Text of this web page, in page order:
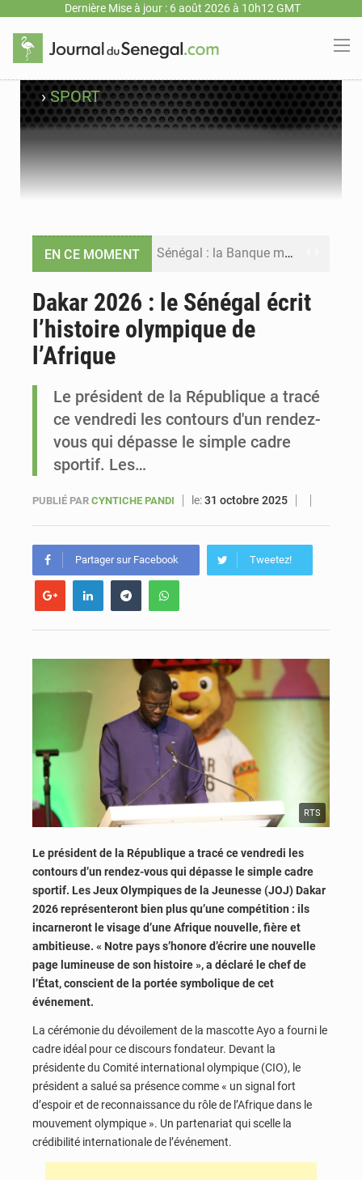
Dernière Mise à jour : 6 août 2026 à 10h12 GMT
›SPORT
EN CE MOMENT Sénégal : la Banque mondiale annonce un financement de 340 milliards FCFA pour soutenir les priorités de la Vision Sénégal 2050
Sénégal : Ousmane Diagne prêtera serment le 11 août comme président du Conseil constitutionnel
Dakar 2026 : le Sénégal écrit
l’histoire olympique de
l’Afrique
Le président de la République a tracé
ce vendredi les contours d'un rendez-
vous qui dépasse le simple cadre
sportif. Les…
PUBLIÉ PAR CYNTICHE PANDI le:31 octobre 2025
Partager sur Facebook Tweetez!
RTS
Le président de la République a tracé ce vendredi les
contours d’un rendez-vous qui dépasse le simple cadre
sportif. Les Jeux Olympiques de la Jeunesse (JOJ) Dakar
2026 représenteront bien plus qu’une compétition : ils
incarneront le visage d’une Afrique nouvelle, fière et
ambitieuse. « Notre pays s’honore d’écrire une nouvelle
page lumineuse de son histoire », a déclaré le chef de
l’État, conscient de la portée symbolique de cet
événement.
La cérémonie du dévoilement de la mascotte Ayo a fourni le
cadre idéal pour ce discours fondateur. Devant la
présidente du Comité international olympique (CIO), le
président a salué sa présence comme « un signal fort
d’espoir et de reconnaissance du rôle de l’Afrique dans le
mouvement olympique ». Un partenariat qui scelle la
crédibilité internationale de l’événement.